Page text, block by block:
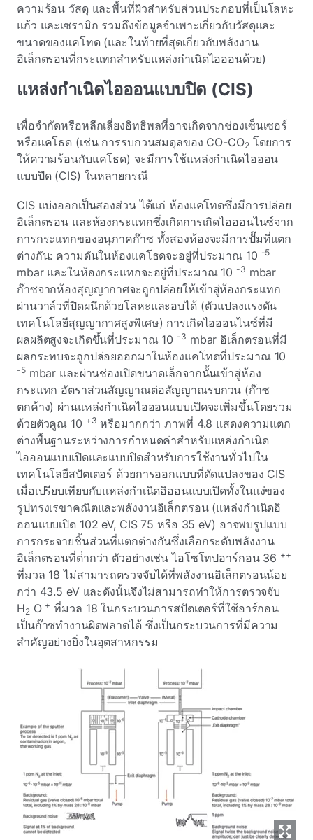
ความร้อน วัสดุ และพื้นที่ผิวสําหรับส่วนประกอบที่เป็นโลหะ
แก้ว และเซรามิก รวมถึงข้อมูลจําเพาะเกี่ยวกับวัสดุและ
ขนาดของแคโทด (และในท้ายที่สุดเกี่ยวกับพลังงาน
อิเล็กตรอนที่กระแทกสําหรับแหล่งกําเนิดไอออนด้วย)
แหล่งกําเนิดไอออนแบบปิด (CIS)
เพื่อจํากัดหรือหลีกเลี่ยงอิทธิพลที่อาจเกิดจากช่องเซ็นเซอร์
หรือแคโธด (เช่น การรบกวนสมดุลของ CO-CO2โดยการ
ให้ความร้อนกับแคโธด) จะมีการใช้แหล่งกําเนิดไอออน
แบบปิด (CIS) ในหลายกรณี
CIS แบ่งออกเป็นสองส่วน ได้แก่ ห้องแคโทดซึ่งมีการปล่อย
อิเล็กตรอน และห้องกระแทกซึ่งเกิดการเกิดไอออนไนซ์จาก
การกระแทกของอนุภาคก๊าซ ทั้งสองห้องจะมีการปั๊มที่แตก
ต่างกัน: ความดันในห้องแคโธดจะอยู่ที่ประมาณ 10 -5
mbar และในห้องกระแทกจะอยู่ที่ประมาณ 10 -3 mbar
ก๊าซจากห้องสุญญากาศจะถูกปล่อยให้เข้าสู่ห้องกระแทก
ผ่านวาล์วที่ปิดผนึกด้วยโลหะและอบได้ (ตัวแปลงแรงดัน
เทคโนโลยีสุญญากาศสูงพิเศษ) การเกิดไอออนไนซ์ที่มี
ผลผลิตสูงจะเกิดขึ้นที่ประมาณ 10 -3 mbar อิเล็กตรอนที่มี
ผลกระทบจะถูกปล่อยออกมาในห้องแคโทดที่ประมาณ 10
-5mbar และผ่านช่องเปิดขนาดเล็กจากนั้นเข้าสู่ห้อง
กระแทก อัตราส่วนสัญญาณต่อสัญญาณรบกวน (ก๊าซ
ตกค้าง) ผ่านแหล่งกําเนิดไอออนแบบเปิดจะเพิ่มขึ้นโดยรวม
ด้วยตัวคูณ 10 +3 หรือมากกว่า ภาพที่ 4.8 แสดงความแตก
ต่างพื้นฐานระหว่างการกําหนดค่าสําหรับแหล่งกําเนิด
ไอออนแบบเปิดและแบบปิดสําหรับการใช้งานทั่วไปใน
เทคโนโลยีสปัตเตอร์ ด้วยการออกแบบที่ดัดแปลงของ CIS
เมื่อเปรียบเทียบกับแหล่งกําเนิดอิออนแบบเปิดทั้งในแง่ของ
รูปทรงเรขาคณิตและพลังงานอิเล็กตรอน (แหล่งกําเนิดอิ
ออนแบบเปิด 102 eV, CIS 75 หรือ 35 eV) อาจพบรูปแบบ
การกระจายชิ้นส่วนที่แตกต่างกันซึ่งเลือกระดับพลังงาน
อิเล็กตรอนที่ต่ํากว่า ตัวอย่างเช่น ไอโซโทปอาร์กอน 36 ++
ที่มวล 18 ไม่สามารถตรวจจับได้ที่พลังงานอิเล็กตรอนน้อย
กว่า 43.5 eV และดังนั้นจึงไม่สามารถทําให้การตรวจจับ
H2O + ที่มวล 18 ในกระบวนการสปัตเตอร์ที่ใช้อาร์กอน
เป็นก๊าซทํางานผิดพลาดได้ ซึ่งเป็นกระบวนการที่มีความ
สําคัญอย่างยิ่งในอุตสาหกรรม